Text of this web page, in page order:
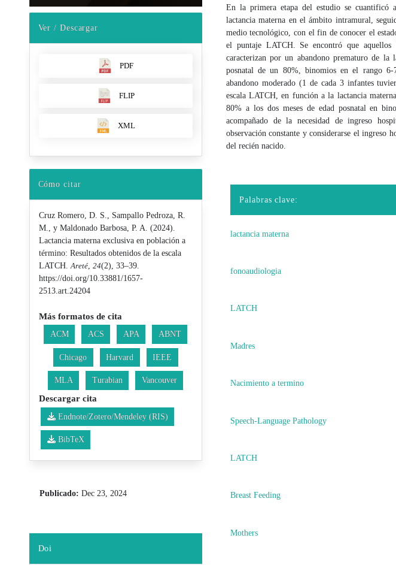
Ver / Descargar
PDF
FLIP
XML
Cómo citar
Cruz Romero, D. S., Sampallo Pedroza, R.
M., y Maldonado Barbosa, P. A. (2024).
Lactancia materna exclusiva en población a
término: Resultados obtenidos de la escala
LATCH. Areté, 24(2), 33–39.
https://doi.org/10.33881/1657-
2513.art.24204
Más formatos de cita
ACM ACS APA ABNT
Chicago Harvard IEEE
MLA Turabian Vancouver
Descargar cita
Endnote/Zotero/Mendeley (RIS)
BibTeX
Publicado: Dec 23, 2024
Doi
En la primera etapa del estudio se cuantificó
lactancia materna en el ámbito intramural,
medio tecnológico, con el fin de conocer el
el puntaje LATCH. Se encontró que
caracterizan por un abandono prematuro de la
posnatal de un 80%, binomios en el rango
abandono moderado (1 de cada 3 infantes
escala LATCH, en función a la lactancia
80% a los dos meses de edad posnatal en
acompañado de la necesidad de ingreso
observación constante y considerarse el ingreso
del recién nacido.
Palabras clave:
lactancia materna
fonoaudiologia
LATCH
Madres
Nacimiento a termino
Speech-Language Pathology
LATCH
Breast Feeding
Mothers